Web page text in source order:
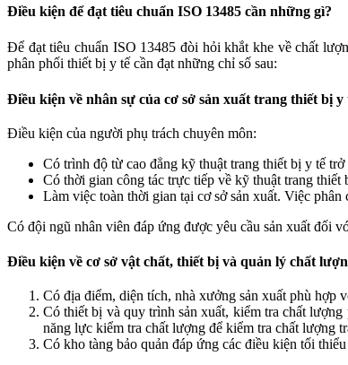
Điều kiện để đạt tiêu chuẩn ISO 13485 cần những gì?
Để đạt tiêu chuẩn ISO 13485 đòi hỏi khắt khe về chất
phân phối thiết bị y tế cần đạt những chỉ số sau:
Điều kiện về nhân sự của cơ sở sản xuất trang thiết bị y
Điều kiện của người phụ trách chuyên môn:
Có trình độ từ cao đẳng kỹ thuật trang thiết bị y tế
Có thời gian công tác trực tiếp về kỹ thuật trang
Làm việc toàn thời gian tại cơ sở sản xuất. Việc
Có đội ngũ nhân viên đáp ứng được yêu cầu sản xuất đối
Điều kiện về cơ sở vật chất, thiết bị và quản lý chất
Có địa điểm, diện tích, nhà xưởng sản xuất phù hợp
Có thiết bị và quy trình sản xuất, kiểm tra chất
năng lực kiểm tra chất lượng để kiểm tra chất lượng
Có kho tàng bảo quản đáp ứng các điều kiện tối thiểu